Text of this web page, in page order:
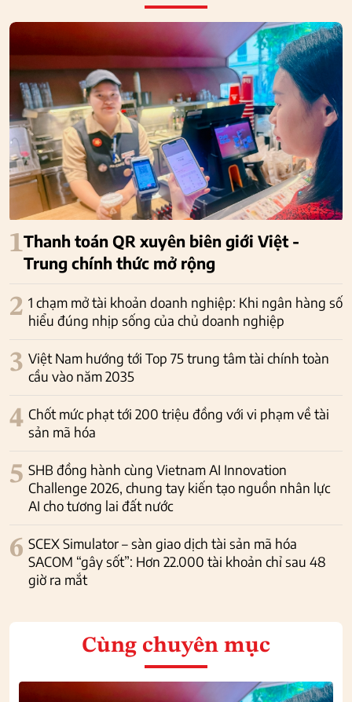
1Thanh toán QR xuyên biên giới Việt -
Trung chính thức mở rộng
2 1 chạm mở tài khoản doanh nghiệp: Khi ngân hàng số
hiểu đúng nhịp sống của chủ doanh nghiệp
3 Việt Nam hướng tới Top 75 trung tâm tài chính toàn
cầu vào năm 2035
4 Chốt mức phạt tới 200 triệu đồng với vi phạm về tài
sản mã hóa
5 SHB đồng hành cùng Vietnam AI Innovation
Challenge 2026, chung tay kiến tạo nguồn nhân lực
AI cho tương lai đất nước
6 SCEX Simulator – sàn giao dịch tài sản mã hóa
SACOM “gây sốt”: Hơn 22.000 tài khoản chỉ sau 48
giờ ra mắt
Cùng chuyên mục